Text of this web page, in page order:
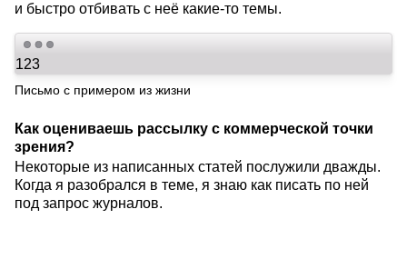
и быстро отбивать с неё какие-то темы.
Письмо с примером из жизни
Как оцениваешь рассылку с коммерческой точки
зрения?
Некоторые из написанных статей послужили дважды.
Когда я разобрался в теме, я знаю как писать по ней
под запрос журналов.